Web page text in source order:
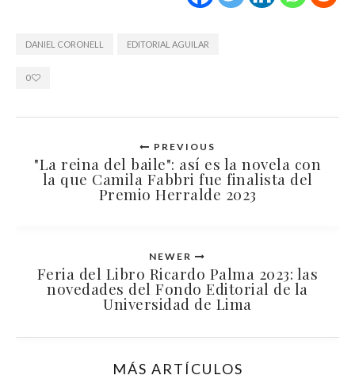
DANIEL CORONELL EDITORIAL AGUILAR
0
PREVIOUS
"La reina del baile": así es la novela con
la que Camila Fabbri fue finalista del
Premio Herralde 2023
NEWER
Feria del Libro Ricardo Palma 2023: las
novedades del Fondo Editorial de la
Universidad de Lima
MÁS ARTÍCULOS